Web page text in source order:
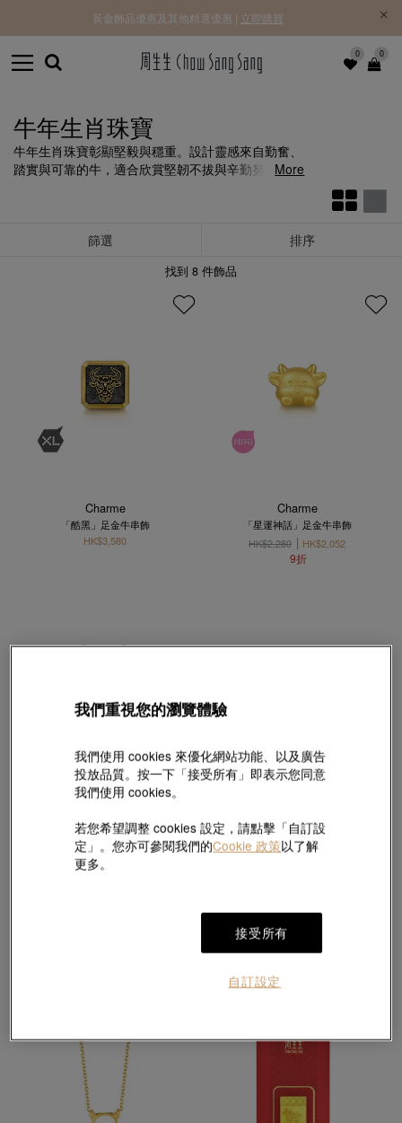
0 0
黃金飾品優惠及其他精選優惠 | 立即購買
牛年生肖珠寶
牛年生肖珠寶彰顯堅毅與穩重。設計靈感來自勤奮、
踏實與可靠的牛，適合欣賞堅韌不拔與辛勤努力的More
篩選 排序
找到 8 件飾品
Charme
「酷黑」足金牛串飾
HK$3,580
Charme
「星運神話」足金牛串飾
HK$2,280
HK$2,052
9折
生生有禮
熱銷
7折
我們重視您的瀏覽體驗
我們使用 cookies 來優化網站功能、以及廣告
投放品質。按一下「接受所有」即表示您同意
我們使用 cookies。
若您希望調整 cookies 設定，請點擊「自訂設
定」。您亦可參閱我們的Cookie 政策以了解
更多。
接受所有
自訂設定